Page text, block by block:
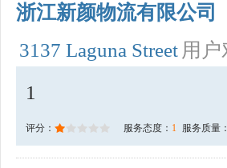
浙江新颜物流有限公司
3137 Laguna Street 用
1
评分： 服务态度： 1 服务质量：